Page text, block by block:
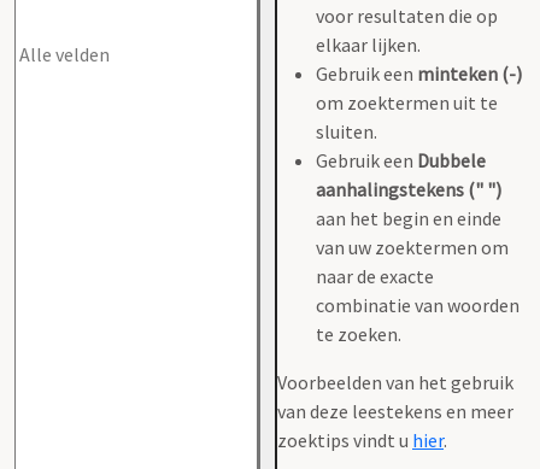
voor resultaten die op
elkaar lijken.
Gebruik een minteken (-)
om zoektermen uit te
sluiten.
Gebruik een Dubbele
aanhalingstekens (" ")
aan het begin en einde
van uw zoektermen om
naar de exacte
combinatie van woorden
te zoeken.
Voorbeelden van het gebruik
van deze leestekens en meer
zoektips vindt u hier.